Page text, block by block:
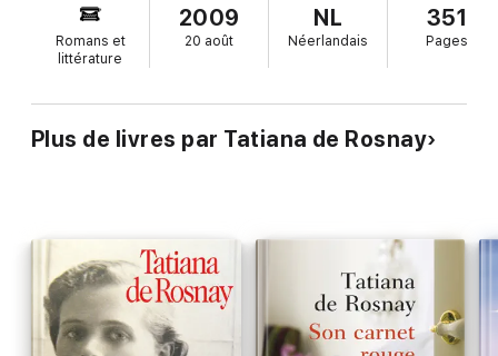
deze onthulling moet Antoine niet alleen zijn verleden onder
ogen zien, maar ook zijn moeizame relaties met zijn eigen
kinderen. Hoe goed kent hij zijn moeder, zijn kinderen, en zelfs
zichzelf eigenlijk?
Romans et
littérature
2009
20 août
NL
Néerlandais
351
Pages
Plus de livres par Tatiana de Rosnay